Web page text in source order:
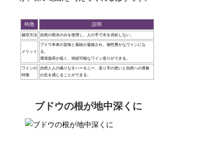
特徴 説明
栽培方法 自然の雨水のみを使用し、人の手で水を供給しない。
メリット
ブドウ本来の旨味と風味が凝縮され、個性豊かなワインにな
る。
環境負荷が低く、持続可能なワイン造りができる。
ワインの
特徴
自然と人の織りなすハーモニー、造り手の想いと自然への畏敬
の念を感じることができる。
ブドウの根が地中深くに